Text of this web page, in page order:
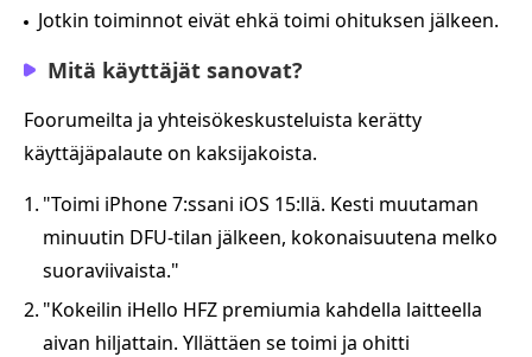
Jotkin toiminnot eivät ehkä toimi ohituksen jälkeen.
Mitä käyttäjät sanovat?
Foorumeilta ja yhteisökeskusteluista kerätty
käyttäjäpalaute on kaksijakoista.
1. "Toimi iPhone 7:ssani iOS 15:llä. Kesti muutaman
minuutin DFU‑tilan jälkeen, kokonaisuutena melko
suoraviivaista."
2. "Kokeilin iHello HFZ premiumia kahdella laitteella
aivan hiljattain. Yllättäen se toimi ja ohitti